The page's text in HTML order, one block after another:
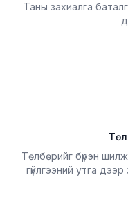
Таны захиалга
Төлбөрийг бүрэн
гүйлгээний утга